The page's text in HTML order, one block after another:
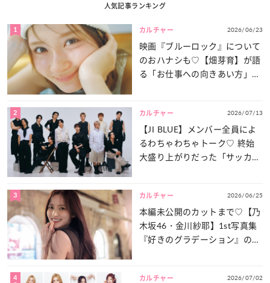
人気記事ランキング
1 カルチャー 2026/06/23
映画『ブルーロック』について
のおハナシも♡【畑芽育】が語
る「お仕事への向きあい方」と
2 カルチャー 2026/07/13
【JI BLUE】メンバー全員によ
るわちゃわちゃトーク♡ 終始
大盛り上がりだった「サッカー
3 カルチャー 2026/06/25
本編未公開のカットまで♡【乃
木坂46・金川紗耶】1st写真集
『好きのグラデーション』の魅
4 カルチャー 2026/07/02